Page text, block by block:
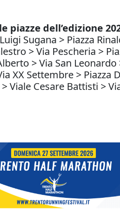
piazze dell’edizione
Sugana > Piazza
> Via Pescheria >
> Via San
XX Settembre > Piazza
Viale Cesare Battisti >